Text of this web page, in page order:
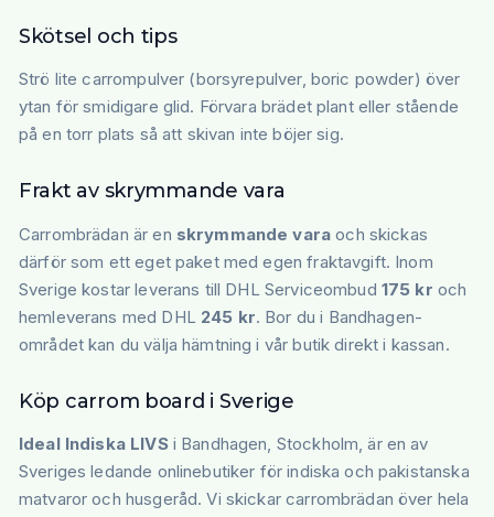
Skötsel och tips
Strö lite carrompulver (borsyrepulver, boric powder) över
ytan för smidigare glid. Förvara brädet plant eller stående
på en torr plats så att skivan inte böjer sig.
Frakt av skrymmande vara
Carrombrädan är en skrymmande vara och skickas
därför som ett eget paket med egen fraktavgift. Inom
Sverige kostar leverans till DHL Serviceombud 175 kr och
hemleverans med DHL 245 kr. Bor du i Bandhagen-
området kan du välja hämtning i vår butik direkt i kassan.
Köp carrom board i Sverige
Ideal Indiska LIVSi Bandhagen, Stockholm, är en av
Sveriges ledande onlinebutiker för indiska och pakistanska
matvaror och husgeråd. Vi skickar carrombrädan över hela